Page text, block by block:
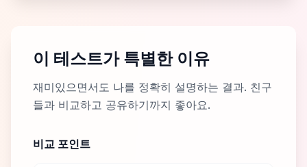
이 테스트가 특별한 이유
재미있으면서도 나를 정확히 설명하는 결과. 친구
들과 비교하고 공유하기까지 좋아요.
비교 포인트